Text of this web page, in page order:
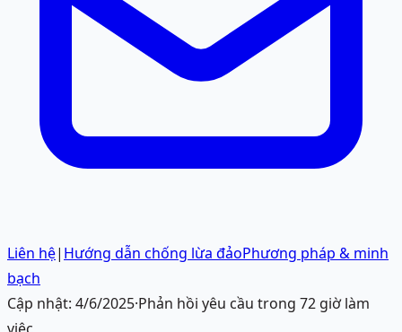
Liên hệ| Hướng dẫn chống lừa đảoPhương pháp & minh
bạch
Cập nhật: 4/6/2025·Phản hồi yêu cầu trong 72 giờ làm